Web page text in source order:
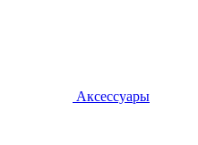
Аксессуары